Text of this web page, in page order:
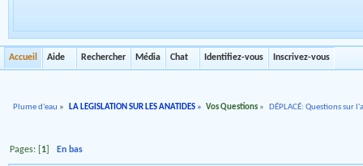
Accueil Aide Rechercher Média Chat Identifiez-vous Inscrivez-vous
Plume d'eau » LA LEGISLATION SUR LES ANATIDES» Vos Questions » DÉPLACÉ: Questions sur
Pages: [ 1 ]En bas